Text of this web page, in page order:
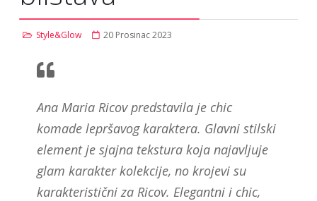
Style&Glow 20 Prosinac 2023
Ana Maria Ricov predstavila je chic
komade lepršavog karaktera. Glavni stilski
element je sjajna tekstura koja najavljuje
glam karakter kolekcije, no krojevi su
karakteristični za Ricov. Elegantni i chic,